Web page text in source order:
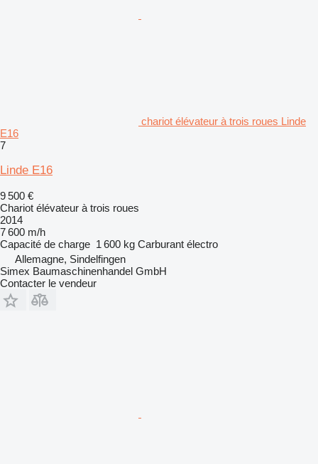
chariot élévateur à trois roues Linde
E16
7
Linde E16
9 500 €
Chariot élévateur à trois roues
2014
7 600 m/h
Capacité de charge 1 600 kg Carburant électro
Allemagne, Sindelfingen
Simex Baumaschinenhandel GmbH
Contacter le vendeur